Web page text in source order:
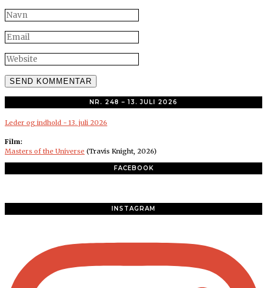
NR. 248 – 13. JULI 2026
Leder og indhold - 13. juli 2026
Film:
Masters of the Universe (Travis Knight, 2026)
FACEBOOK
INSTAGRAM